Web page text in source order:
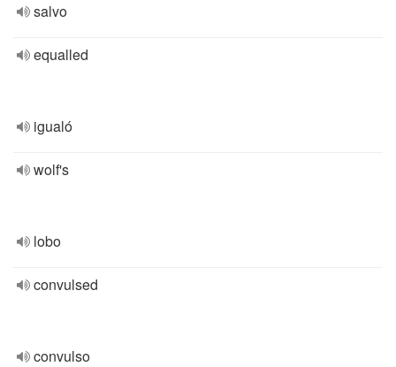
salvo
equalled
igualó
wolf's
lobo
convulsed
convulso